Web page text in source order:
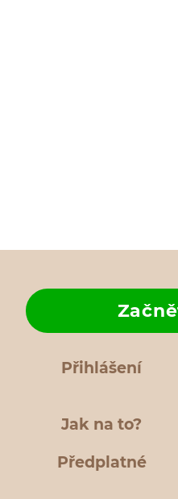
Přihlášení
Jak na to?
Předplatné